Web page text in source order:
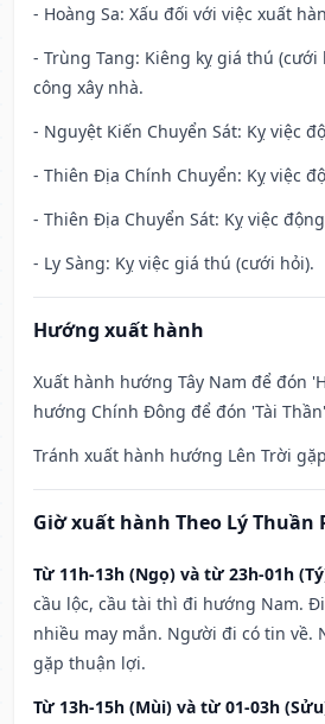
- Hoàng Sa: Xấu đối với việc xuất
- Trùng Tang: Kiêng kỵ giá thú
công xây nhà.
- Nguyệt Kiến Chuyển Sát: Kỵ việc
- Thiên Địa Chính Chuyển: Kỵ việc
- Thiên Địa Chuyển Sát: Kỵ việc
- Ly Sàng: Kỵ việc giá thú (cưới hỏi).
Hướng xuất hành
Xuất hành hướng Tây Nam để đón
hướng Chính Đông để đón 'Tài
Tránh xuất hành hướng Lên Trời
Giờ xuất hành Theo Lý Thuần
Từ 11h-13h (Ngọ) và từ 23h-01h
cầu lộc, cầu tài thì đi hướng Nam.
nhiều may mắn. Người đi có tin về.
gặp thuận lợi.
Từ 13h-15h (Mùi) và từ 01-03h